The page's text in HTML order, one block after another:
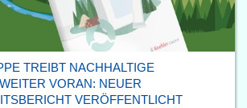
TREIBT NACHHALTIGE
VORAN: NEUER
VERÖFFENTLICHT